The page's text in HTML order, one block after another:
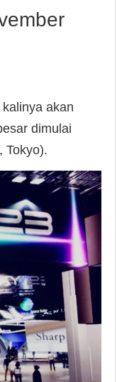
akan
dimulai
Tokyo).